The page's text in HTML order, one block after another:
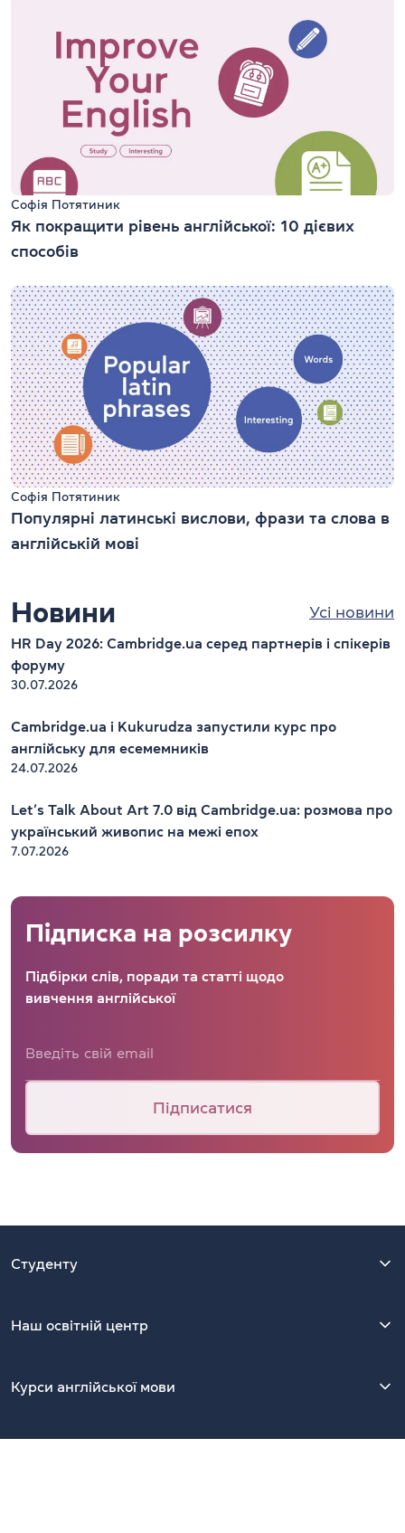
Софія Потятиник
Як покращити рівень англійської: 10 дієвих
способів
Софія Потятиник
Популярні латинські вислови, фрази та слова в
англійській мові
Новини Усі новини
HR Day 2026: Cambridge.ua серед партнерів і спікерів
форуму
30.07.2026
Cambridge.ua і Kukurudza запустили курс про
англійську для есемемників
24.07.2026
Let’s Talk About Art 7.0 від Cambridge.ua: розмова про
український живопис на межі епох
7.07.2026
Підписка на розсилку
Підбірки слів, поради та статті щодо
вивчення англійської
Підписатися
Студенту
Наш освітній центр
Курси англійської мови